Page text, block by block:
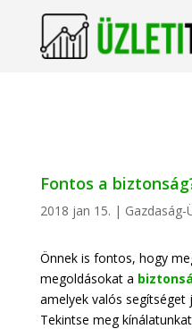
Fontos a
2018 jan 15. | Gazdaság-
Önnek is fontos, hogy
megoldásokat a
amelyek valós segítséget
Tekintse meg